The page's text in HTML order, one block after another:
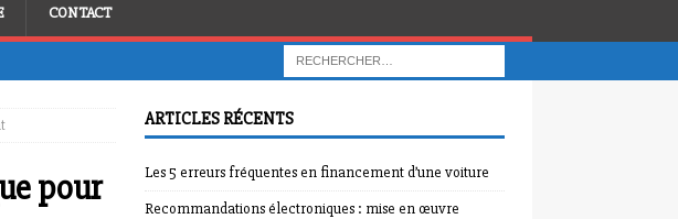
CONTACT
pour
ARTICLES RÉCENTS
Les 5 erreurs fréquentes en financement d’une voiture
Recommandations électroniques : mise en œuvre